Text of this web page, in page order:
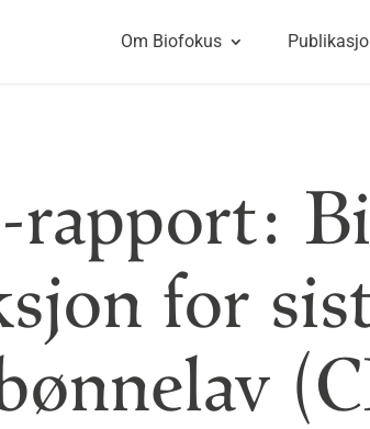
Om Biofokus
for